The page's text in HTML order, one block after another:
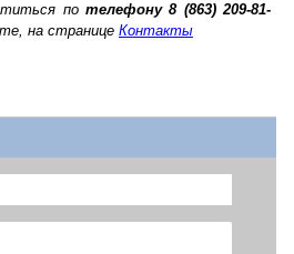
по телефону 8 (863) 209-81-
на странице Контакты